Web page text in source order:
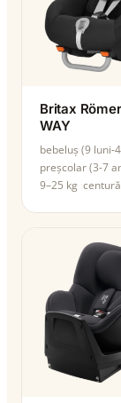
Britax
WAY
bebeluș (9 luni-
preșcolar (3-7
9–25 kg centură